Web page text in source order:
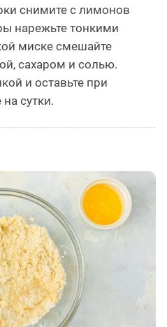
снимите с лимонов
нарежьте тонкими
миске смешайте
сахаром и солью.
и оставьте при
сутки.